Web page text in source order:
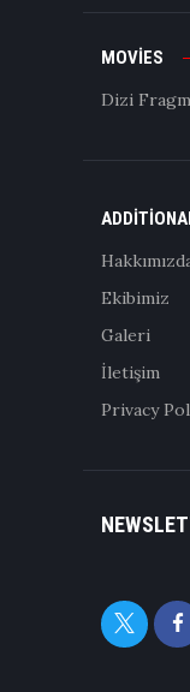
MOVIES
Dizi
Ekibimiz
Galeri
İletişim
Privacy